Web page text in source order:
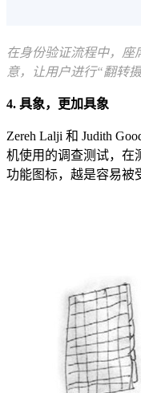
在身份验证流程中，座
意，让用户进行“翻转
4. 具象，更加具象
Zereh Lalji 和 Judith
机使用的调查测试，在
功能图标，越是容易被